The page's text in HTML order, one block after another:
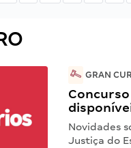
GRAN
Novidades
Justiça do